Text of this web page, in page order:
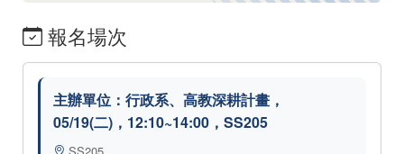
報名場次
主辦單位：行政系、高教深耕計畫，
05/19(二)，12:10~14:00，SS205
SS205